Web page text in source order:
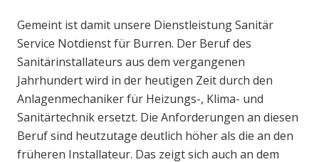
Gemeint ist damit unsere Dienstleistung Sanitär
Service Notdienst für Burren. Der Beruf des
Sanitärinstallateurs aus dem vergangenen
Jahrhundert wird in der heutigen Zeit durch den
Anlagenmechaniker für Heizungs-, Klima- und
Sanitärtechnik ersetzt. Die Anforderungen an diesen
Beruf sind heutzutage deutlich höher als die an den
früheren Installateur. Das zeigt sich auch an dem